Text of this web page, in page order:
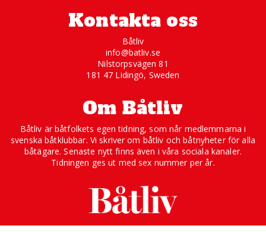
Kontakta oss
Båtliv
info@batliv.se
Nilstorpsvägen 81
181 47 Lidingö, Sweden
Om Båtliv
Båtliv är båtfolkets egen tidning, som når medlemmarna i
svenska båtklubbar. Vi skriver om båtliv och båtnyheter för alla
båtägare. Senaste nytt finns även i våra sociala kanaler.
Tidningen ges ut med sex nummer per år.